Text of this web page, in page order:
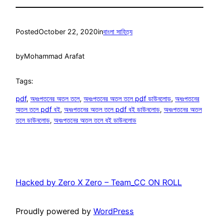
PostedOctober 22, 2020inবাংলা সাহিত্য
byMohammad Arafat
Tags:
pdf, অধঃপতনের অতল তলে, অধঃপতনের অতল তলে pdf ডাউনলোড, অধঃপতনের
অতল তলে pdf বই, অধঃপতনের অতল তলে pdf বই ডাউনলোড, অধঃপতনের অতল
তলে ডাউনলোড, অধঃপতনের অতল তলে বই ডাউনলোড
Hacked by Zero X Zero – Team_CC ON ROLL
Proudly powered by WordPress